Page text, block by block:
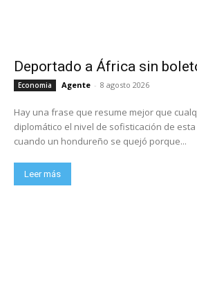
Deportado a África sin
Economia Agente - 8 agosto 2026
Hay una frase que resume mejor que
diplomático el nivel de sofisticación de
cuando un hondureño se quejó porque...
Leer más